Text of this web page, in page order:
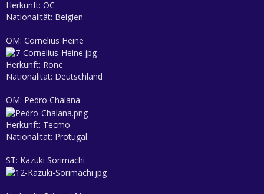
Herkunft: OC
Nationalität: Belgien
OM: Cornelius Heine
Herkunft: Ronc
Nationalität: Deutschland
OM: Pedro Chalana
Herkunft: Tecmo
Nationalität: Protugal
ST: Kazuki Sorimachi